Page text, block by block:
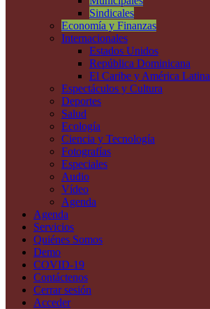
Sindicales
Economía y Finanzas
Internacionales
Estados Unidos
República Dominicana
El Caribe y América Latina
Espectáculos y Cultura
Deportes
Salud
Ecología
Ciencia y Tecnología
Fotografías
Especiales
Audio
Vídeo
Agenda
Agenda
Servicios
Quiénes Somos
Demo
COVID-19
Contáctenos
Cerrar sesión
Acceder